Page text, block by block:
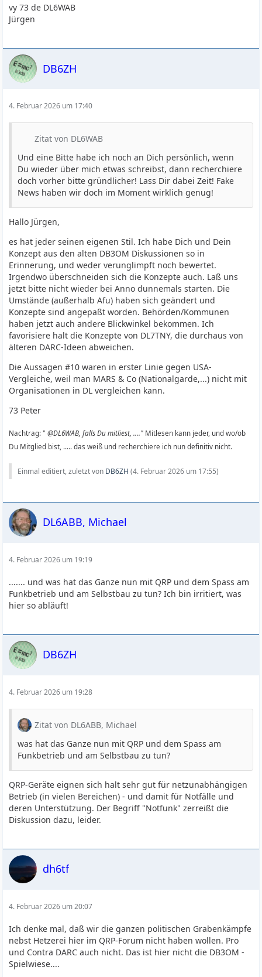
vy 73 de DL6WAB
Jürgen
DB6ZH
4. Februar 2026 um 17:40
Zitat von DL6WAB
Und eine Bitte habe ich noch an Dich persönlich, wenn
Du wieder über mich etwas schreibst, dann recherchiere
doch vorher bitte gründlicher! Lass Dir dabei Zeit! Fake
News haben wir doch im Moment wirklich genug!
Hallo Jürgen,
es hat jeder seinen eigenen Stil. Ich habe Dich und Dein
Konzept aus den alten DB3OM Diskussionen so in
Erinnerung, und weder verunglimpft noch bewertet.
Irgendwo überschneiden sich die Konzepte auch. Laß uns
jetzt bitte nicht wieder bei Anno dunnemals starten. Die
Umstände (außerhalb Afu) haben sich geändert und
Konzepte sind angepaßt worden. Behörden/Kommunen
haben jetzt auch andere Blickwinkel bekommen. Ich
favorisiere halt die Konzepte von DL7TNY, die durchaus von
älteren DARC-Ideen abweichen.
Die Aussagen #10 waren in erster Linie gegen USA-
Vergleiche, weil man MARS & Co (Nationalgarde,...) nicht mit
Organisationen in DL vergleichen kann.
73 Peter
Nachtrag: " @DL6WAB, falls Du mitliest, ...." Mitlesen kann jeder, und wo/ob
Du Mitglied bist, ..... das weiß und recherchiere ich nun definitiv nicht.
Einmal editiert, zuletzt von DB6ZH (4. Februar 2026 um 17:55)
DL6ABB, Michael
4. Februar 2026 um 19:19
....... und was hat das Ganze nun mit QRP und dem Spass am
Funkbetrieb und am Selbstbau zu tun? Ich bin irritiert, was
hier so abläuft!
DB6ZH
4. Februar 2026 um 19:28
Zitat von DL6ABB, Michael
was hat das Ganze nun mit QRP und dem Spass am
Funkbetrieb und am Selbstbau zu tun?
QRP-Geräte eignen sich halt sehr gut für netzunabhängigen
Betrieb (in vielen Bereichen) - und damit für Notfälle und
deren Unterstützung. Der Begriff "Notfunk" zerreißt die
Diskussion dazu, leider.
dh6tf
4. Februar 2026 um 20:07
Ich denke mal, daß wir die ganzen politischen Grabenkämpfe
nebst Hetzerei hier im QRP-Forum nicht haben wollen. Pro
und Contra DARC auch nicht. Das ist hier nicht die DB3OM -
Spielwiese....